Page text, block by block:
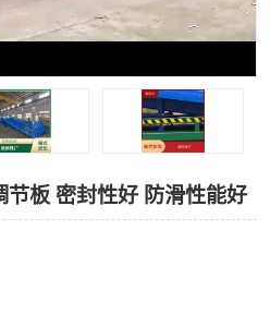
节板 密封性好 防滑性能好